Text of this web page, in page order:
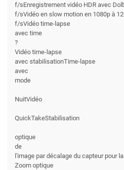
f/sEnregistrement vidéo HDR avec
f/sVidéo en slow motion en 1080p à
f/sVidéo time-lapse
avec time
?
Vidéo time-lapse
avec stabilisationTime-lapse
avec
mode
NuitVidéo
QuickTakeStabilisation
optique
de
l'image par décalage du capteur pour
Zoom optique